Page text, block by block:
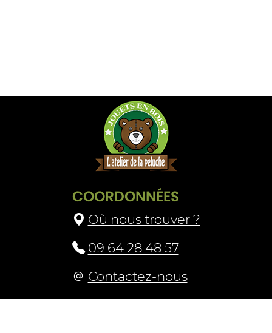
COORDONNÉES
Où nous trouver ?
09 64 28 48 57
Contactez-nous